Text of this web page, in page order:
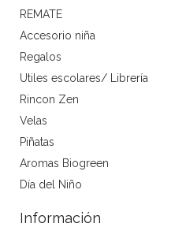
REMATE
Accesorio niña
Regalos
Utiles escolares/ Librería
Rincon Zen
Velas
Piñatas
Aromas Biogreen
Día del Niño
Información